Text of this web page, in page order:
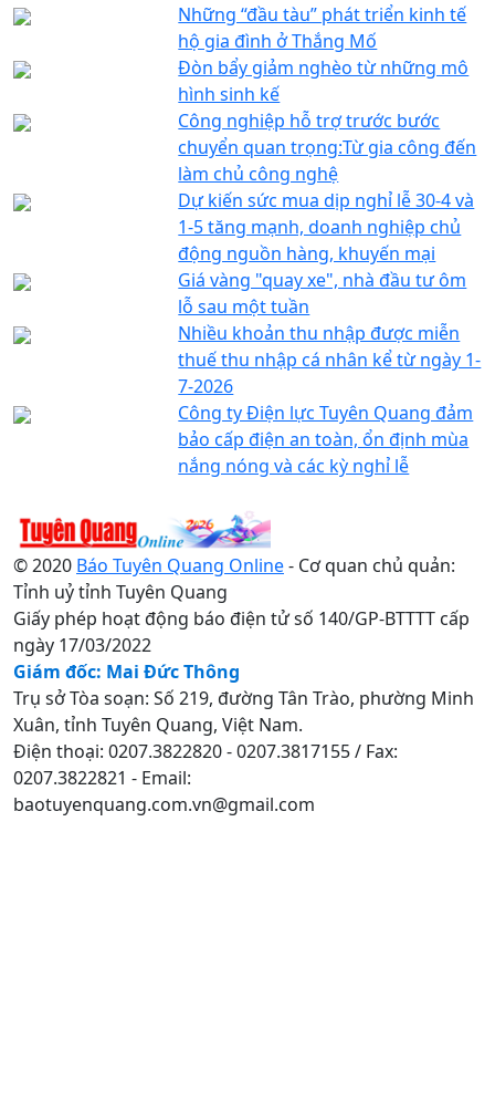
Những “đầu tàu” phát triển kinh tế
hộ gia đình ở Thắng Mố
Đòn bẩy giảm nghèo từ những mô
hình sinh kế
Công nghiệp hỗ trợ trước bước
chuyển quan trọng:Từ gia công đến
làm chủ công nghệ
Dự kiến sức mua dịp nghỉ lễ 30-4 và
1-5 tăng mạnh, doanh nghiệp chủ
động nguồn hàng, khuyến mại
Giá vàng "quay xe", nhà đầu tư ôm
lỗ sau một tuần
Nhiều khoản thu nhập được miễn
thuế thu nhập cá nhân kể từ ngày 1-
7-2026
Công ty Điện lực Tuyên Quang đảm
bảo cấp điện an toàn, ổn định mùa
nắng nóng và các kỳ nghỉ lễ
© 2020 Báo Tuyên Quang Online- Cơ quan chủ quản:
Tỉnh uỷ tỉnh Tuyên Quang
Giấy phép hoạt động báo điện tử số 140/GP-BTTTT cấp
ngày 17/03/2022
Giám đốc: Mai Đức Thông
Trụ sở Tòa soạn: Số 219, đường Tân Trào, phường Minh
Xuân, tỉnh Tuyên Quang, Việt Nam.
Điện thoại: 0207.3822820 - 0207.3817155 / Fax:
0207.3822821 - Email:
baotuyenquang.com.vn@gmail.com